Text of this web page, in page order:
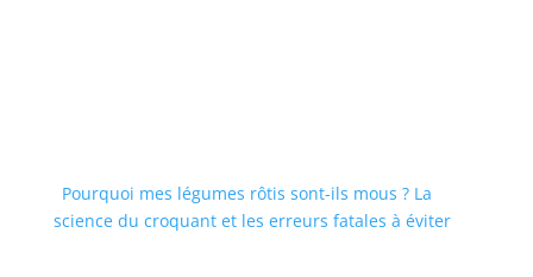
Pourquoi mes légumes rôtis sont-ils mous ? La
science du croquant et les erreurs fatales à éviter